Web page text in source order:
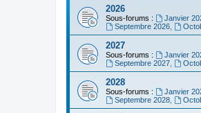
2026
Sous-forums : Janvier
Septembre 2026,
2027
Sous-forums : Janvier
Septembre 2027,
2028
Sous-forums : Janvier
Septembre 2028,